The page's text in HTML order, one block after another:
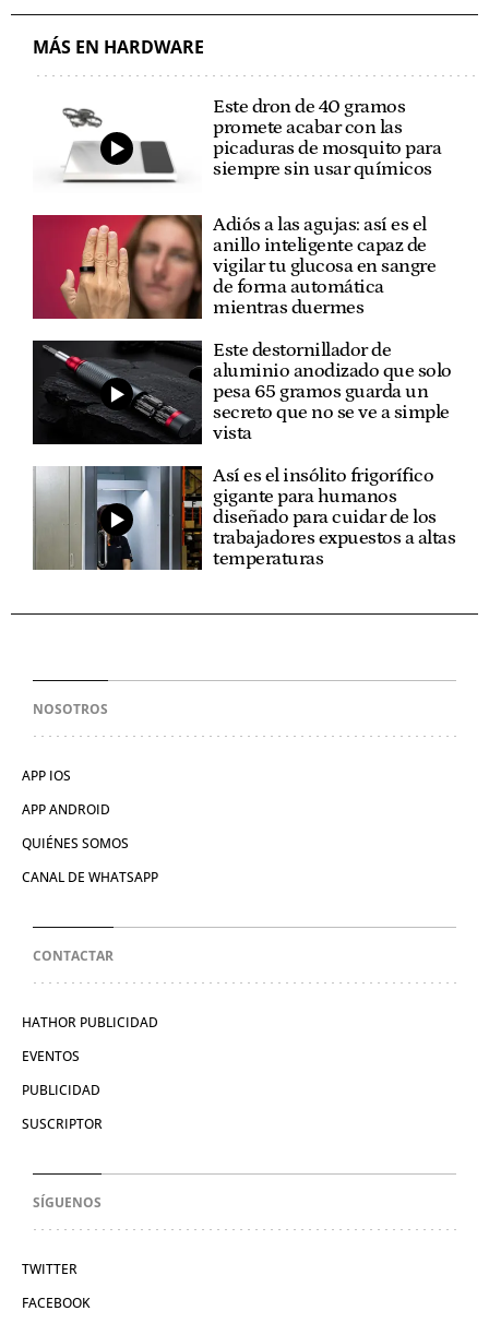
MÁS EN HARDWARE
Este dron de 40 gramos
promete acabar con las
picaduras de mosquito para
siempre sin usar químicos
Adiós a las agujas: así es el
anillo inteligente capaz de
vigilar tu glucosa en sangre
de forma automática
mientras duermes
Este destornillador de
aluminio anodizado que solo
pesa 65 gramos guarda un
secreto que no se ve a simple
vista
Así es el insólito frigorífico
gigante para humanos
diseñado para cuidar de los
trabajadores expuestos a altas
temperaturas
NOSOTROS
APP IOS
APP ANDROID
QUIÉNES SOMOS
CANAL DE WHATSAPP
CONTACTAR
HATHOR PUBLICIDAD
EVENTOS
PUBLICIDAD
SUSCRIPTOR
SÍGUENOS
TWITTER
FACEBOOK